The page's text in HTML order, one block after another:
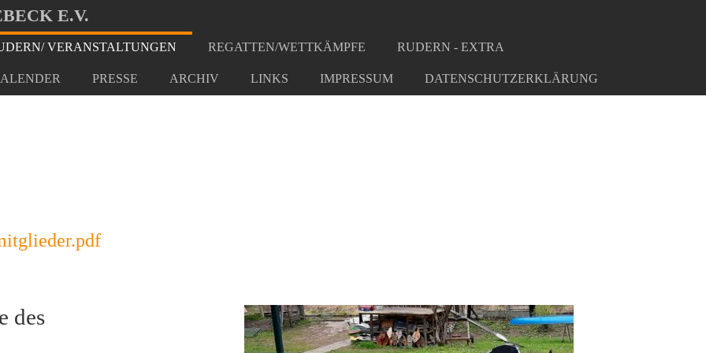
E.V.
VERANSTALTUNGEN REGATTEN/WETTKÄMPFE RUDERN - EXTRA
PRESSE ARCHIV LINKS IMPRESSUM DATENSCHUTZERKLÄRUNG
des